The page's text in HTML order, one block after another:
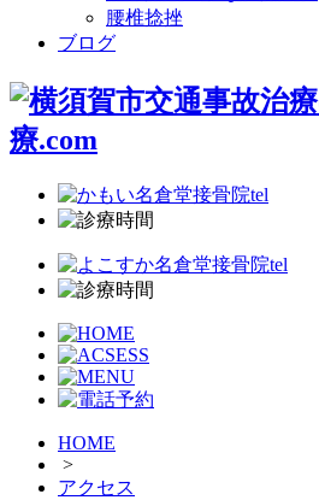
腰椎捻挫
ブログ
HOME
>
アクセス